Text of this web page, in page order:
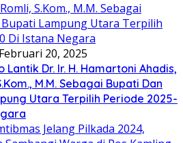
Februari 20, 2025
Lantik Dr. Ir. H. Hamartoni Ahadis,
M.M. Sebagai Bupati Dan
Utara Terpilih Periode 2025-